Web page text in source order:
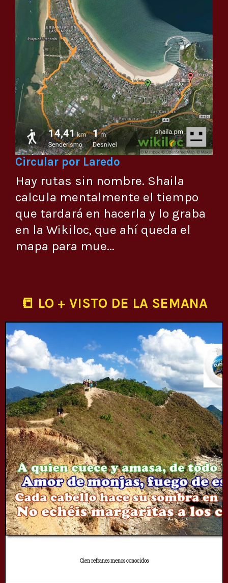
Circular por Laredo
Hay rutas sin nombre. Shaila
calcula mentalmente el tiempo
que tardará en hacerla y lo graba
en la Wikiloc, que ahí queda el
mapa para mue...
📒 LO + VISTO DE LA SEMANA
Cien refranes menos conocidos